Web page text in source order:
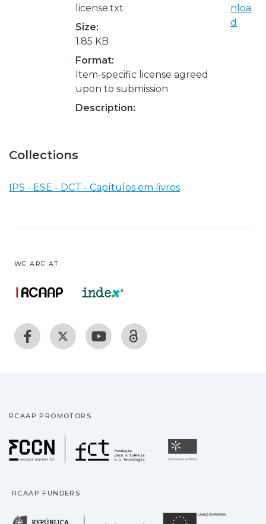
license.txt
Size:
1.85 KB
Format:
Item-specific license agreed
upon to submission
Description:
nloa
d
Collections
IPS - ESE - DCT - Capítulos em livros
WE ARE AT:
RCAAP PROMOTORS
Fundação para a
RCAAP FUNDERS
República Portuguesa